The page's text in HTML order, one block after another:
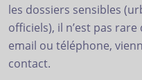
les dossiers sensibles
officiels), il n’est pas
email ou téléphone,
contact.